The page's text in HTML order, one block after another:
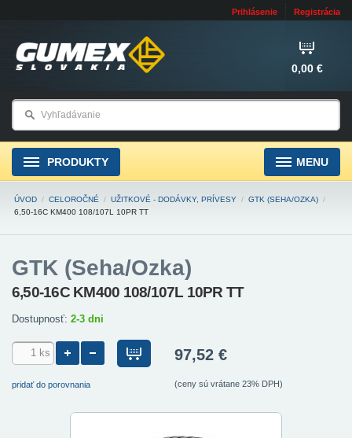
Prihlásenie Registrácia
0,00 €
PRODUKTY MENU
ÚVOD / CELOROČNÉ / UŽITKOVÉ - DODÁVKY, PRÍVESY / GTK (SEHA/OZKA) /
6,50-16C KM400 108/107L 10PR TT
GTK (Seha/Ozka)
6,50-16C KM400 108/107L 10PR TT
Dostupnosť: 2-3 dni
pridať do porovnania
97,52 €
(ceny sú vrátane 23% DPH)